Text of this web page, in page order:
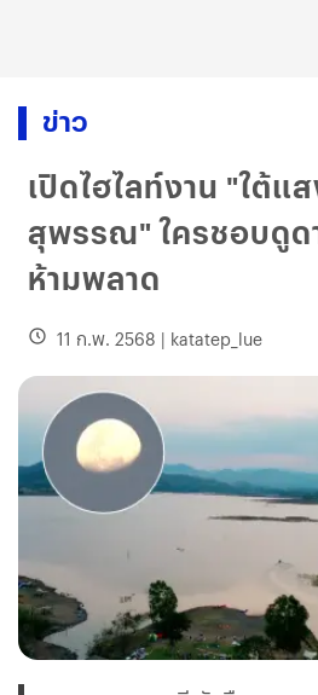
ข่าว
เปิดไฮไลท์งาน "ใต้แ
สุพรรณ" ใครชอบดูด
ห้ามพลาด
11 ก.พ. 2568 | katatep_lue